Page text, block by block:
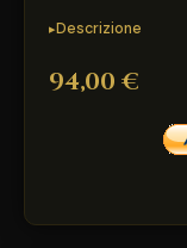
Descrizione
94,00 €